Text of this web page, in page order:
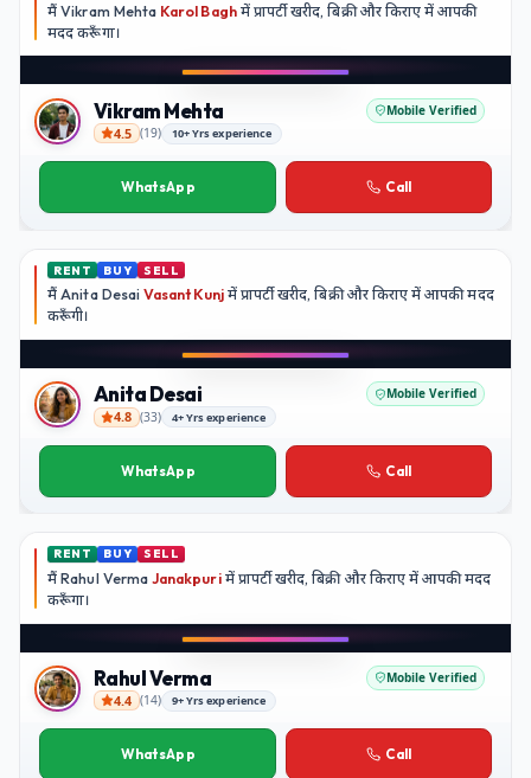
मैंVikram Mehta Karol Baghमें प्रापर्टी खरीद, बिक्री और किराए में आपकी
मददकरूँगा।
Vikram Mehta
Vikram Mehta Mobile Verified
4.5 (19) 10+ Yrs experience
WhatsApp Call
RENT BUY SELL
मैंAnita Desai Vasant Kunjमें प्रापर्टी खरीद, बिक्री और किराए में आपकी मदद
करूँगी।
Anita Desai
Anita Desai Mobile Verified
4.8 (33) 4+ Yrs experience
WhatsApp Call
RENT BUY SELL
मैंRahul Verma Janakpuriमें प्रापर्टी खरीद, बिक्री और किराए में आपकी मदद
करूँगा।
Rahul Verma
Rahul Verma Mobile Verified
4.4 (14) 9+ Yrs experience
WhatsApp Call